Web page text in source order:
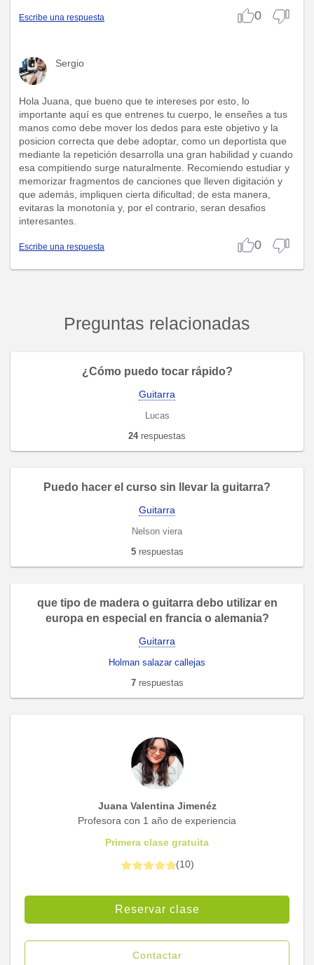
Escribe una respuesta 0
Sergio
Hola Juana, que bueno que te intereses por esto, lo
importante aquí es que entrenes tu cuerpo, le enseñes a tus
manos como debe mover los dedos para este objetivo y la
posicion correcta que debe adoptar, como un deportista que
mediante la repetición desarrolla una gran habilidad y cuando
esa compitiendo surge naturalmente. Recomiendo estudiar y
memorizar fragmentos de canciones que lleven digitación y
que además, impliquen cierta dificultad; de esta manera,
evitaras la monotonía y, por el contrario, seran desafios
interesantes.
Escribe una respuesta 0
Preguntas relacionadas
¿Cómo puedo tocar rápido?
Guitarra
Lucas
24respuestas
Puedo hacer el curso sin llevar la guitarra?
Guitarra
Nelson viera
5respuestas
que tipo de madera o guitarra debo utilizar en
europa en especial en francia o alemania?
Guitarra
Holman salazar callejas
7respuestas
Juana Valentina Jimenéz
Profesora con 1 año de experiencia
Primera clase gratuita
(10)
Reservar clase
Contactar